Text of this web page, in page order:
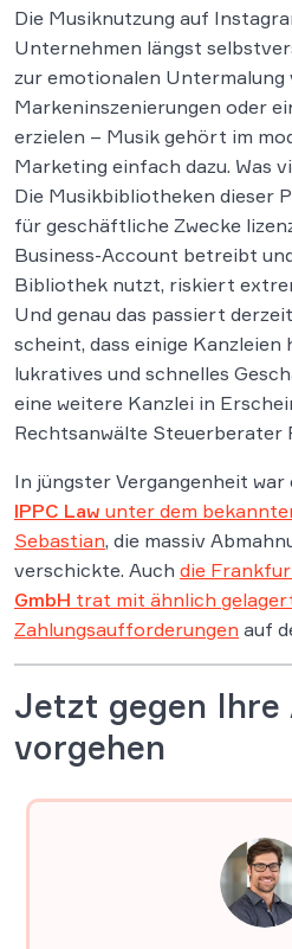
Die Musiknutzung auf
Unternehmen längst
zur emotionalen Untermalung
Markeninszenierungen oder
erzielen – Musik gehört im
Marketing einfach dazu. Was
Die Musikbibliotheken dieser
für geschäftliche Zwecke
Business-Account betreibt
Bibliothek nutzt, riskiert
Und genau das passiert
scheint, dass einige Kanzleien
lukratives und schnelles
eine weitere Kanzlei in
Rechtsanwälte Steuerberater
In jüngster Vergangenheit war
IPPC Law unter dem
Sebastian, die massiv
verschickte. Auch die
GmbH trat mit ähnlich
Zahlungsaufforderungen auf
Jetzt gegen Ihre
vorgehen